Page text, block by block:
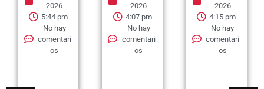
2026
5:44 pm
No hay
comentari
os
2026
4:07 pm
No hay
comentari
os
2026
4:15 pm
No hay
comentari
os